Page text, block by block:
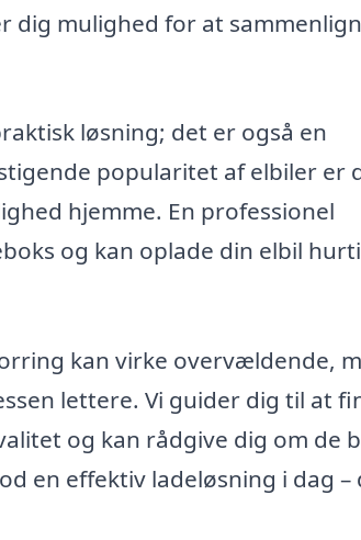
dig mulighed for at
løsning; det er også en
popularitet af elbiler er
hjemme. En professionel
og kan oplade din elbil
kan virke overvældende,
lettere. Vi guider dig til at
og kan rådgive dig om de
en effektiv ladeløsning i dag –